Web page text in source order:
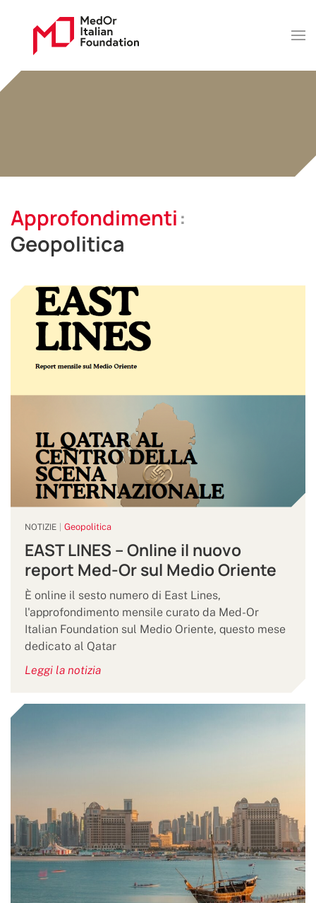
Approfondimenti
Geopolitica
NOTIZIE Geopolitica
EAST LINES – Online il nuovo
report Med-Or sul Medio Oriente
È online il sesto numero di East Lines,
l'approfondimento mensile curato da Med-Or
Italian Foundation sul Medio Oriente, questo mese
dedicato al Qatar
Leggi la notizia